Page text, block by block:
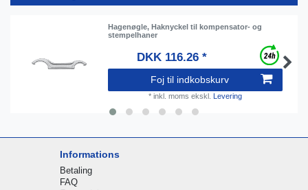
Hagenøgle, Haknyckel til kompensator- og
stempelhaner
DKK 116.26 *
Foj til indkobskurv
* inkl. moms ekskl. Levering
Informations
Betaling
FAQ